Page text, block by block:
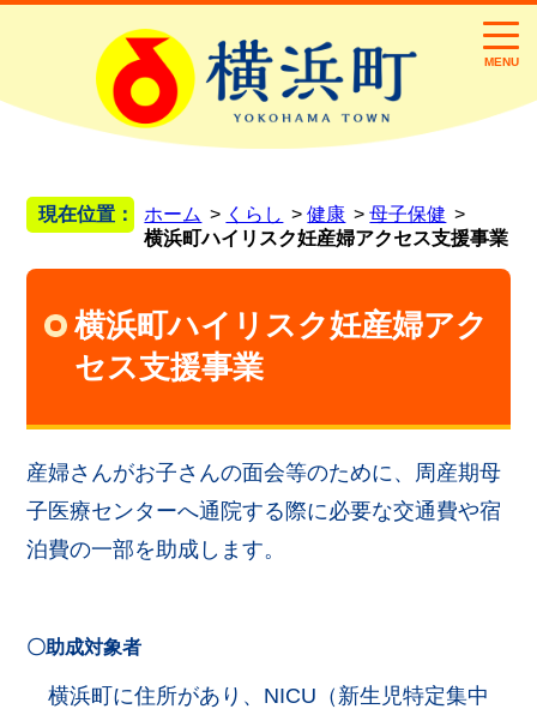
MENU
現在位置： ホーム くらし 健康
母子保健
横浜町ハイリスク妊産婦アクセス支援事業
横浜町ハイリスク妊産婦アク
セス支援事業
産婦さんがお子さんの面会等のために、周産期母
子医療センターへ通院する際に必要な交通費や宿
泊費の一部を助成します。
〇助成対象者
横浜町に住所があり、NICU（新生児特定集中